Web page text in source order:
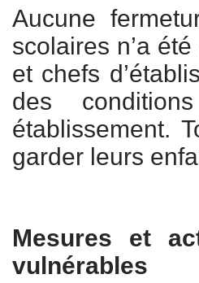
Aucune
scolaires n’a
et chefs
des
établissement.
garder leurs
Mesures et
vulnérables